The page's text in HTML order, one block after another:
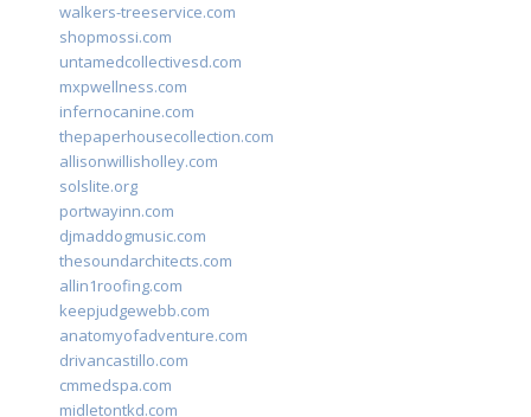
walkers-treeservice.com
shopmossi.com
untamedcollectivesd.com
mxpwellness.com
infernocanine.com
thepaperhousecollection.com
allisonwillisholley.com
solslite.org
portwayinn.com
djmaddogmusic.com
thesoundarchitects.com
allin1roofing.com
keepjudgewebb.com
anatomyofadventure.com
drivancastillo.com
cmmedspa.com
midletontkd.com